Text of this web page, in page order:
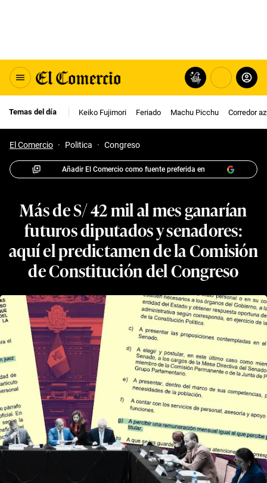
Temas del día Keiko Fujimori Feriado Machu Picchu Corredor
El Comercio · Politica · Congreso
Añadir El Comercio como fuente preferida en
Más de S/ 42 mil al mes ganarían
futuros diputados y senadores:
aquí el predictamen de la Comisión
de Constitución del Congreso